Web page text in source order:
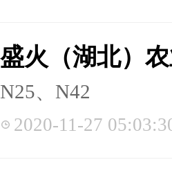
盛火（湖北）
N25、N42
2020-11-27